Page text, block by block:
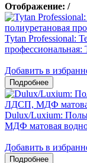
Отображение: /
Tytan Professional:
Добавить в
Dulux/Luxium:
МДФ матовая
Добавить в